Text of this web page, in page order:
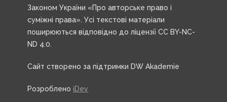
Законом України «Про авторське право і
суміжні права». Усі текстові матеріали
поширюються відповідно до ліцензії CC BY-NC-
ND 4.0.
Сайт створено за підтримки DW Akademie
Розроблено iDev